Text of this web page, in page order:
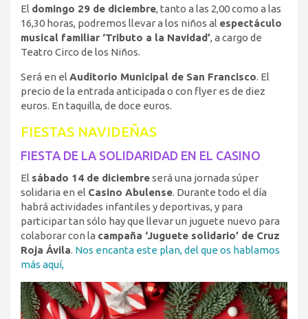
El domingo 29 de diciembre, tanto a las 2,00 como a las
16,30 horas, podremos llevar a los niños al espectáculo
musical familiar ‘Tributo a la Navidad’, a cargo de
Teatro Circo de los Niños.
Será en el Auditorio Municipal de San Francisco. El
precio de la entrada anticipada o con flyer es de diez
euros. En taquilla, de doce euros.
FIESTAS NAVIDEÑAS
FIESTA DE LA SOLIDARIDAD EN EL CASINO
El sábado 14 de diciembreserá una jornada súper
solidaria en el Casino Abulense. Durante todo el día
habrá actividades infantiles y deportivas, y para
participar tan sólo hay que llevar un juguete nuevo para
colaborar con la campaña ‘Juguete solidario’ de Cruz
Roja Ávila. Nos encanta este plan, del que os hablamos
más aquí,